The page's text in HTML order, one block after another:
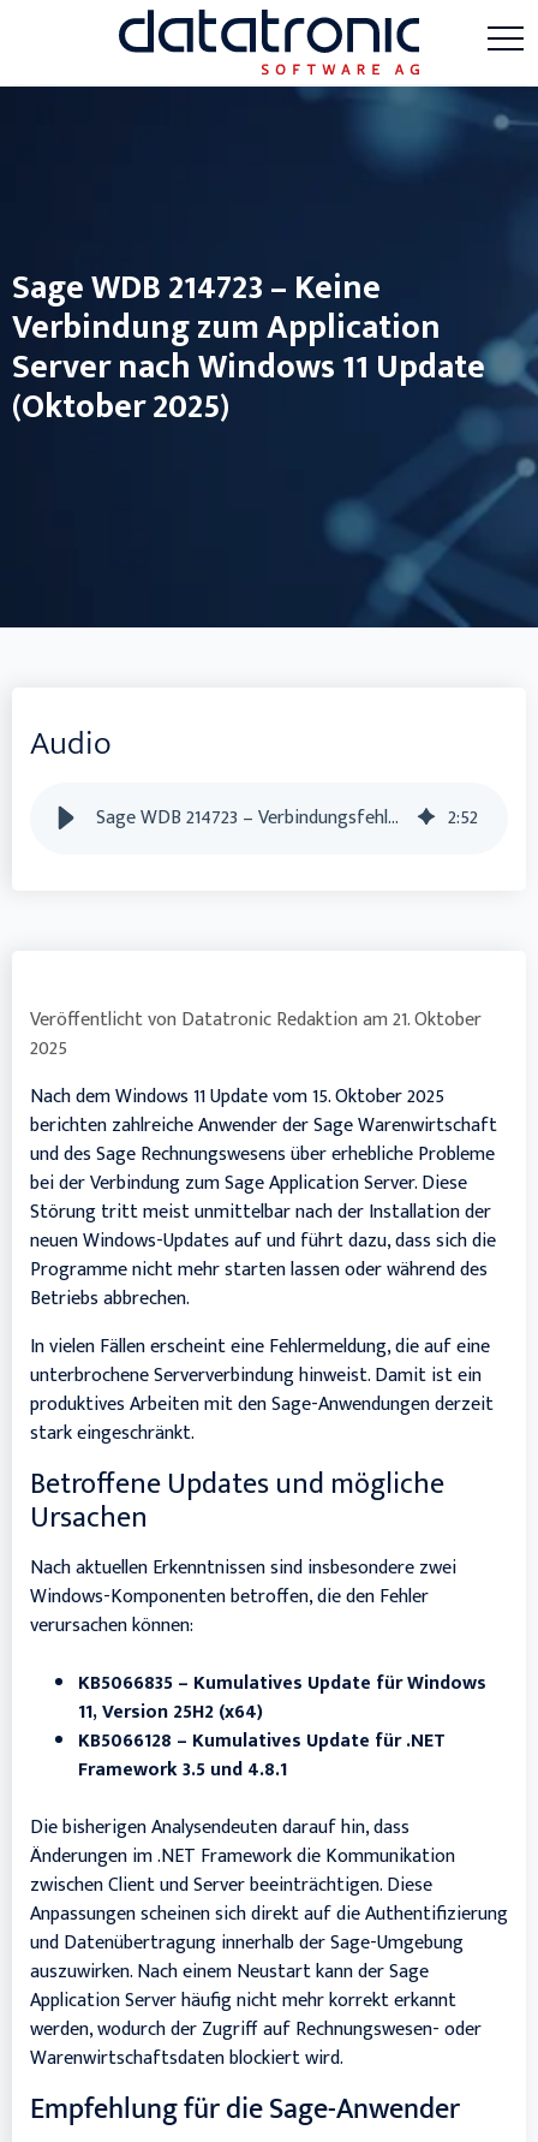
Sage WDB 214723 – Keine
Verbindung zum Application
Server nach Windows 11 Update
(Oktober 2025)
Audio
Sage WDB 214723 – Verbindungsfehler nach Windows 11 Update (Okt 2025) 2:52
Veröffentlicht vonDatatronic Redaktionam21. Oktober
2025
Nach dem Windows 11 Update vom 15. Oktober 2025
berichten zahlreiche Anwender der Sage Warenwirtschaft
und des Sage Rechnungswesens über erhebliche Probleme
bei der Verbindung zum Sage Application Server. Diese
Störung tritt meist unmittelbar nach der Installation der
neuen Windows-Updates auf und führt dazu, dass sich die
Programme nicht mehr starten lassen oder während des
Betriebs abbrechen.
In vielen Fällen erscheint eine Fehlermeldung, die auf eine
unterbrochene Serververbindung hinweist. Damit ist ein
produktives Arbeiten mit den Sage-Anwendungen derzeit
stark eingeschränkt.
Betroffene Updates und mögliche
Ursachen
Nach aktuellen Erkenntnissen sind insbesondere zwei
Windows-Komponenten betroffen, die den Fehler
verursachen können:
KB5066835 – Kumulatives Update für Windows
11, Version 25H2 (x64)
KB5066128 – Kumulatives Update für .NET
Framework 3.5 und 4.8.1
Die bisherigen Analysendeuten darauf hin, dass
Änderungen im .NET Framework die Kommunikation
zwischen Client und Server beeinträchtigen. Diese
Anpassungen scheinen sich direkt auf die Authentifizierung
und Datenübertragung innerhalb der Sage-Umgebung
auszuwirken. Nach einem Neustart kann der Sage
Application Server häufig nicht mehr korrekt erkannt
werden, wodurch der Zugriff auf Rechnungswesen- oder
Warenwirtschaftsdaten blockiert wird.
Empfehlung für die Sage-Anwender